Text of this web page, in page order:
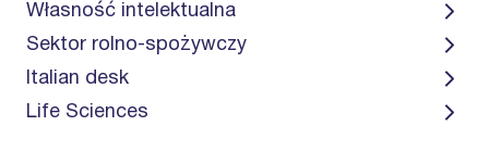
Własność intelektualna
Sektor rolno-spożywczy
Italian desk
Life Sciences